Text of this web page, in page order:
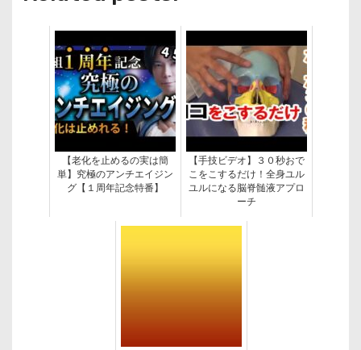
【老化を止めるの実は簡
単】究極のアンチエイジン
グ【１周年記念特番】
【手技ビデオ】３０秒おで
こをこするだけ！全身ユル
ユルになる脳脊髄液アプロ
ーチ